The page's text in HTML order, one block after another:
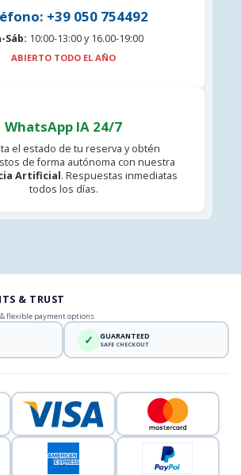
+39 050 754492
Sáb: 10:00-13:00 y 16.00-19:00
ABIERTO TODO EL AÑO
WhatsApp IA 24/7
el estado de tu reserva y obtén
de forma autónoma con nuestra
Artificial. Respuestas inmediatas
todos los días.
& TRUST
flexible payment options
✓ GUARANTEED
SAFE CHECKOUT